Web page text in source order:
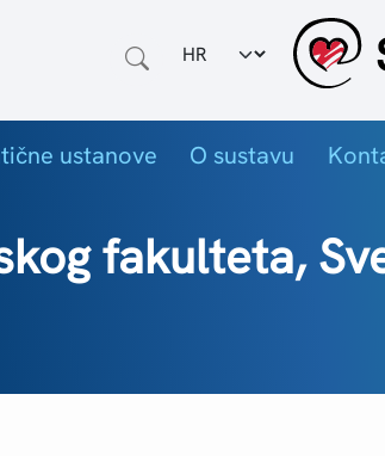
Odabir jezika
ustanove O sustavu
fakulteta,